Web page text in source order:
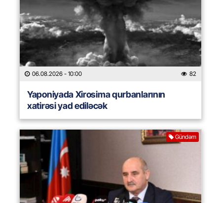
06.08.2026 - 10:00 82
Yaponiyada Xirosima qurbanlarının
xatirəsi yad ediləcək
Gündəm